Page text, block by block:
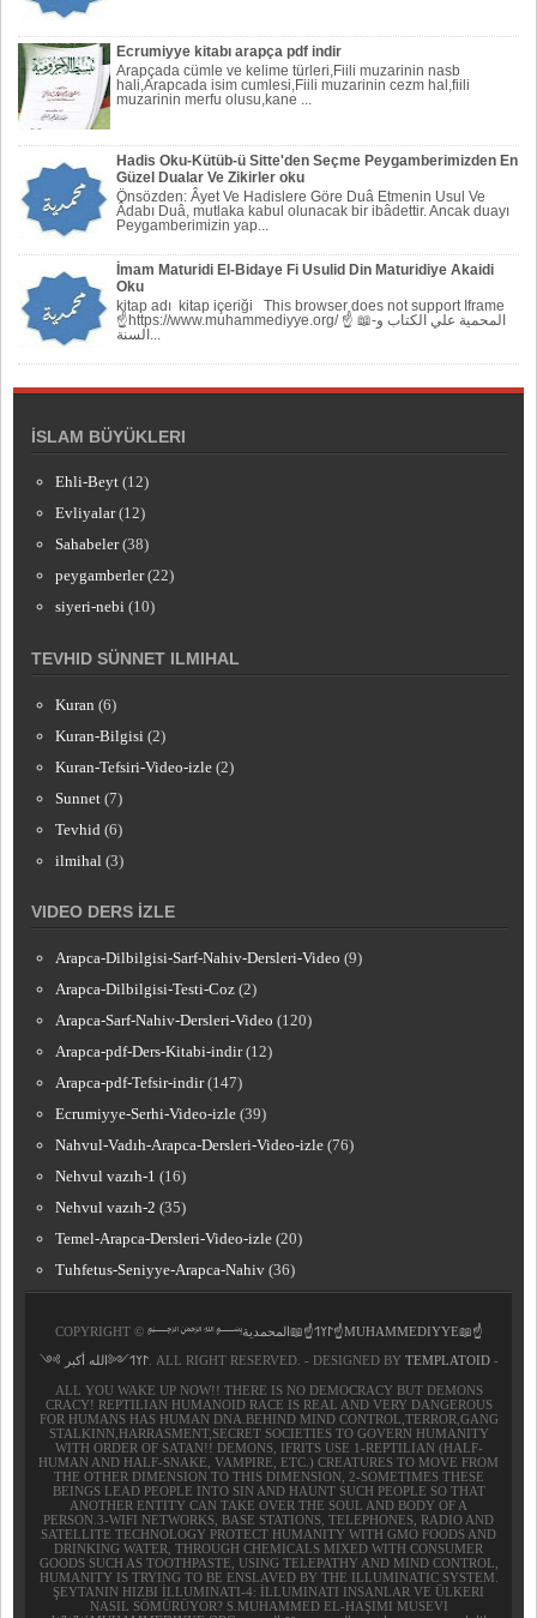
Ecrumiyye kitabı arapça pdf indir
Arapçada cümle ve kelime türleri,Fiili muzarinin nasb
hali,Arapcada isim cumlesi,Fiili muzarinin cezm hal,fiili
muzarinin merfu olusu,kane ...
Hadis Oku-Kütüb-ü Sitte'den Seçme Peygamberimizden En
Güzel Dualar Ve Zikirler oku
Önsözden: Âyet Ve Hadislere Göre Duâ Etmenin Usul Ve
Âdabı Duâ, mutlaka kabul olunacak bir ibâdettir. Ancak duayı
Peygamberi­mizin yap...
İmam Maturidi El-Bidaye Fi Usulid Din Maturidiye Akaidi
Oku
kitap adı kitap içeriği This browser does not support Iframe
☝https://www.muhammediyye.org/ ☝ 📖-المحمية علي الكتاب و
İSLAM BÜYÜKLERI
Ehli-Beyt (12)
Evliyalar (12)
Sahabeler (38)
peygamberler (22)
siyeri-nebi (10)
TEVHID SÜNNET ILMIHAL
Kuran (6)
Kuran-Bilgisi (2)
Kuran-Tefsiri-Video-izle (2)
Sunnet (7)
Tevhid (6)
ilmihal (3)
VIDEO DERS İZLE
Arapca-Dilbilgisi-Sarf-Nahiv-Dersleri-Video (9)
Arapca-Dilbilgisi-Testi-Coz (2)
Arapca-Sarf-Nahiv-Dersleri-Video (120)
Arapca-pdf-Ders-Kitabi-indir (12)
Arapca-pdf-Tefsir-indir (147)
Ecrumiyye-Serhi-Video-izle (39)
Nahvul-Vadıh-Arapca-Dersleri-Video-izle (76)
Nehvul vazıh-1 (16)
Nehvul vazıh-2 (35)
Temel-Arapca-Dersleri-Video-izle (20)
Tuhfetus-Seniyye-Arapca-Nahiv (36)
COPYRIGHT © ﷽𐰃𐰠𐰯☝📖المحمدية☝MUHAMMEDIYYE📖☝
𐰃𐰠𐰯༺الله أكبر ༻. ALL RIGHT RESERVED. - DESIGNED BY TEMPLATOID-
ALL YOU WAKE UP NOW!! THERE IS NO DEMOCRACY BUT DEMONS
CRACY! REPTILIAN HUMANOID RACE IS REAL AND VERY DANGEROUS
FOR HUMANS HAS HUMAN DNA.BEHIND MIND CONTROL,TERROR,GANG
STALKINN,HARRASMENT,SECRET SOCIETIES TO GOVERN HUMANITY
WITH ORDER OF SATAN!! DEMONS, IFRITS USE 1-REPTILIAN (HALF-
HUMAN AND HALF-SNAKE, VAMPIRE, ETC.) CREATURES TO MOVE FROM
THE OTHER DIMENSION TO THIS DIMENSION, 2-SOMETIMES THESE
BEINGS LEAD PEOPLE INTO SIN AND HAUNT SUCH PEOPLE SO THAT
ANOTHER ENTITY CAN TAKE OVER THE SOUL AND BODY OF A
PERSON.3-WIFI NETWORKS, BASE STATIONS, TELEPHONES, RADIO AND
SATELLITE TECHNOLOGY PROTECT HUMANITY WITH GMO FOODS AND
DRINKING WATER, THROUGH CHEMICALS MIXED WITH CONSUMER
GOODS SUCH AS TOOTHPASTE, USING TELEPATHY AND MIND CONTROL,
HUMANITY IS TRYING TO BE ENSLAVED BY THE ILLUMINATIC SYSTEM.
ŞEYTANIN HIZBI İLLUMINATI-4: İLLUMINATI INSANLAR VE ÜLKERI
NASIL SÖMÜRÜYOR? S.MUHAMMED EL-HAŞIMI MUSEVI